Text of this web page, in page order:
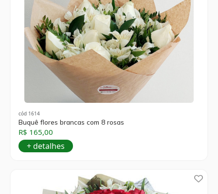
cód 1614
Buquê flores brancas com 8 rosas
R$ 165,00
+ detalhes